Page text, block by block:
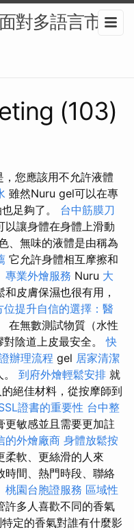
對多語言市
(103)
您應該用不允許液體
雖然Nuru gel可以在專
足夠了。 台中筋膜刀
以讓身體在身體上滑動
、無味的液體是由稱為
它允許身體相互摩擦和
專業外燴服務 Nuru 大
皮膚保濕也很有用，
位提升自信的選擇：醫
在無數測試物質（水性
對陰道上皮最安全。快
辦理流程 gel 居家清潔
到府外燴輕鬆安排 就
絕佳材料，從按摩師到
證書的重要性 台中整
更敏感並且需要更加註
的外燴廠商 身體放鬆按
柔軟、更絲滑的人來
時間、熱門時段、聯絡
桃園台胞證服務 區域性
許多人喜歡不同的香氣
定的香氣對誰有什麼影